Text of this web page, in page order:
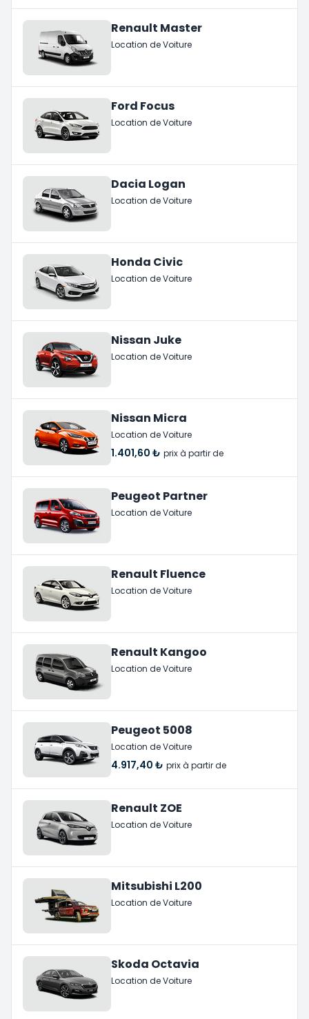
Renault Master
Location de Voiture
Ford Focus
Location de Voiture
Dacia Logan
Location de Voiture
Honda Civic
Location de Voiture
Nissan Juke
Location de Voiture
Nissan Micra
Location de Voiture
1.401,60 ₺ prix à partir de
Peugeot Partner
Location de Voiture
Renault Fluence
Location de Voiture
Renault Kangoo
Location de Voiture
Peugeot 5008
Location de Voiture
4.917,40 ₺ prix à partir de
Renault ZOE
Location de Voiture
Mitsubishi L200
Location de Voiture
Skoda Octavia
Location de Voiture